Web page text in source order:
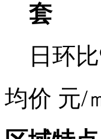
套
日环比
均价 元/